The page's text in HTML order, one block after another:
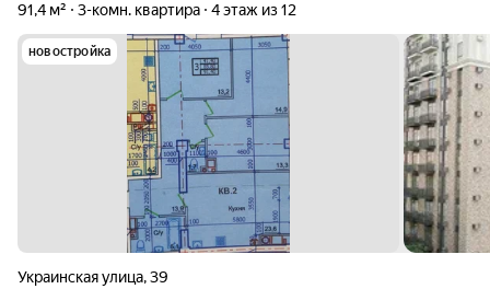
91,4 м² 3-комн. квартира 4 этаж из 12
новостройка
Украинская улица,39